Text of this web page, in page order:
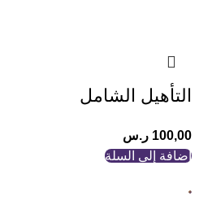
التأهيل الشامل
100,00 ر.س
إضافة إلى السلة